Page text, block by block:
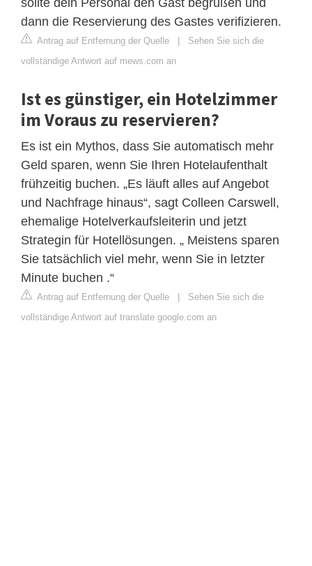
dann die Reservierung des Gastes verifizieren.
Antrag auf Entfernung der Quelle | Sehen Sie sich die
vollständige Antwort auf mews.com an
Ist es günstiger, ein Hotelzimmer
im Voraus zu reservieren?
Es ist ein Mythos, dass Sie automatisch mehr
Geld sparen, wenn Sie Ihren Hotelaufenthalt
frühzeitig buchen. „Es läuft alles auf Angebot
und Nachfrage hinaus“, sagt Colleen Carswell,
ehemalige Hotelverkaufsleiterin und jetzt
Strategin für Hotellösungen. „ Meistens sparen
Sie tatsächlich viel mehr, wenn Sie in letzter
Minute buchen .“
Antrag auf Entfernung der Quelle | Sehen Sie sich die
vollständige Antwort auf translate.google.com an